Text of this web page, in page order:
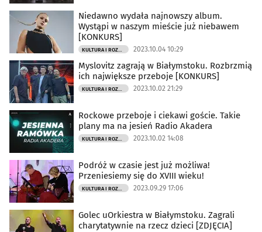
Niedawno wydała najnowszy album.
Wystąpi w naszym mieście już niebawem
[KONKURS]
KULTURA I ROZRYWKA 2023.10.04 10:29
Myslovitz zagrają w Białymstoku. Rozbrzmią
ich największe przeboje [KONKURS]
KULTURA I ROZRYWKA 2023.10.02 21:29
Rockowe przeboje i ciekawi goście. Takie
plany ma na jesień Radio Akadera
KULTURA I ROZRYWKA 2023.10.02 14:08
Podróż w czasie jest już możliwa!
Przeniesiemy się do XVIII wieku!
KULTURA I ROZRYWKA 2023.09.29 17:06
Golec uOrkiestra w Białymstoku. Zagrali
charytatywnie na rzecz dzieci [ZDJĘCIA]